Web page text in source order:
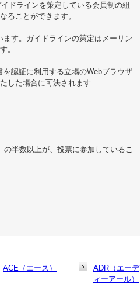
ドラインを策定している会員制の組
ることができます。
す。ガイドラインの策定はメーリン
。
認証に利用する立場のWebブラウザ
した場合に可決されます
半数以上が、投票に参加しているこ
ACE（エース）
ADR（エーデ
ィーアール）